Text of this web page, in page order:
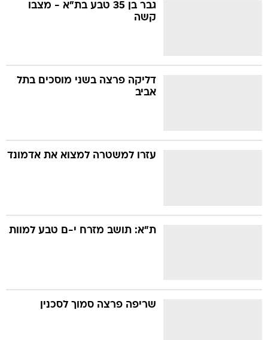
גבר בן 35 טבע בת"א - מצבו
קשה
דליקה פרצה בשני מוסכים בתל
אביב
עזרו למשטרה למצוא את אדמונד
ת"א: תושב מזרח י-ם טבע למוות
שריפה פרצה סמוך לסכנין